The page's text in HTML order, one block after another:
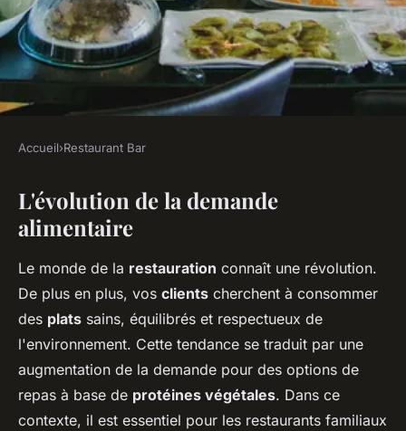
Quelles sont les meilleures
pratiques pour offrir des
options de plats à base de
protéines végétales dans un
restaurant familial ?
Ilyan•31 mai 2024• 5 min de lecture
Accueil›Restaurant Bar
L'évolution de la demande
alimentaire
Le monde de la restauration connaît une révolution.
De plus en plus, vos clients cherchent à consommer
des plats sains, équilibrés et respectueux de
l'environnement. Cette tendance se traduit par une
augmentation de la demande pour des options de
repas à base de protéines végétales. Dans ce
contexte, il est essentiel pour les restaurants familiaux